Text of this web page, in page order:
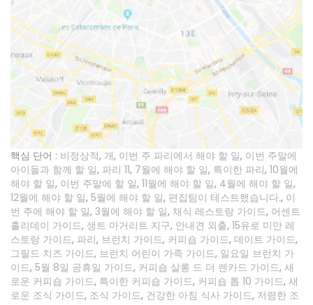
핵심 단어 : 비정상적, 개, 이번 주 파리에서 해야 할 일, 이번 주말에
아이들과 함께 할 일, 파리 11, 7월에 해야 할 일, 특이한 파리, 10월에
해야 할 일, 이번 주말에 할 일, 11월에 해야 할 일, 4월에 해야 할 일,
12월에 해야 할 일, 5월에 해야 할 일, 편집팀이 테스트했습니다., 이
번 주에 해야 할 일, 3월에 해야 할 일, 채식 레스토랑 가이드, 어센트
홀리데이 가이드, 생트 마거리트 지구, 안내견 외출, 15유로 미만 레
스토랑 가이드, 파리, 브런치 가이드, 커피숍 가이드, 데이트 가이드,
그릴드 치즈 가이드, 브런치 어린이 가족 가이드, 일요일 브런치 가
이드, 5월 8일 공휴일 가이드, 커피숍 살롱 드 더 렌카드 가이드, 새
로운 커피숍 가이드, 특이한 커피숍 가이드, 커피숍 톱 10 가이드, 새
로운 조식 가이드, 조식 가이드, 건강한 아침 식사 가이드, 저렴한 조